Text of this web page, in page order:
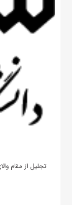
تجلیل از مقام